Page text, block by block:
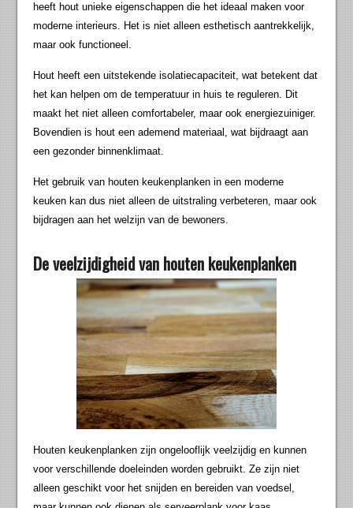
heeft hout unieke eigenschappen die het ideaal maken voor
moderne interieurs. Het is niet alleen esthetisch aantrekkelijk,
maar ook functioneel.
Hout heeft een uitstekende isolatiecapaciteit, wat betekent dat
het kan helpen om de temperatuur in huis te reguleren. Dit
maakt het niet alleen comfortabeler, maar ook energiezuiniger.
Bovendien is hout een ademend materiaal, wat bijdraagt aan
een gezonder binnenklimaat.
Het gebruik van houten keukenplanken in een moderne
keuken kan dus niet alleen de uitstraling verbeteren, maar ook
bijdragen aan het welzijn van de bewoners.
De veelzijdigheid van houten keukenplanken
Houten keukenplanken zijn ongelooflijk veelzijdig en kunnen
voor verschillende doeleinden worden gebruikt. Ze zijn niet
alleen geschikt voor het snijden en bereiden van voedsel,